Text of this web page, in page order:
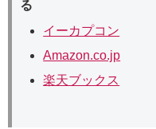
る
イーカプコン
Amazon.co.jp
楽天ブックス